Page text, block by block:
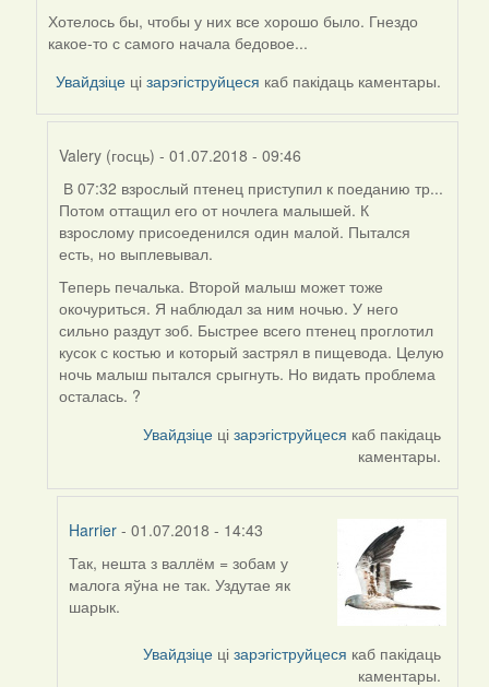
(госць)
Хотелось бы, чтобы у них все хорошо было. Гнездо
какое-то с самого начала бедовое...
Увайдзіце цізарэгіструйцеся каб пакідаць каментары.
Valery (госць) - 01.07.2018 - 09:46
In
reply
to
by
Дарья
В 07:32 взрослый птенец приступил к поеданию тр...
Потом оттащил его от ночлега малышей. К
взрослому присоеденился один малой. Пытался
есть, но выплевывал.
Теперь печалька. Второй малыш может тоже
окочуриться. Я наблюдал за ним ночью. У него
сильно раздут зоб. Быстрее всего птенец проглотил
кусок с костью и который застрял в пищевода. Целую
ночь малыш пытался срыгнуть. Но видать проблема
осталась. ?
Увайдзіце цізарэгіструйцеся каб пакідаць
каментары.
Harrier - 01.07.2018 - 14:43
In
reply
to
Так, нешта з валлём = зобам у
малога яўна не так. Уздутае як
шарык.
Увайдзіце цізарэгіструйцеся каб пакідаць
каментары.